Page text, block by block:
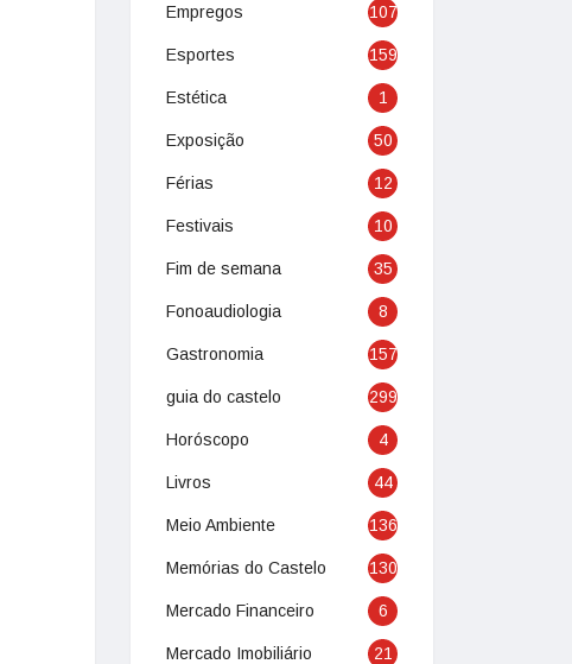
Empregos 107
Esportes 159
Estética 1
Exposição 50
Férias 12
Festivais 10
Fim de semana 35
Fonoaudiologia 8
Gastronomia 157
guia do castelo 299
Horóscopo 4
Livros 44
Meio Ambiente 136
Memórias do Castelo 130
Mercado Financeiro 6
Mercado Imobiliário 21